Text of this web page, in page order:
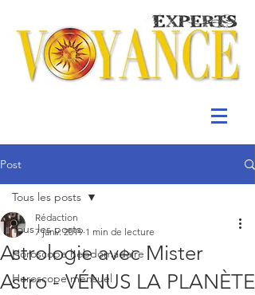
Post
Tous les posts
Horoscope hebdomadaire
Horoscope mensuel
Tous les posts
Astrologie avec Mister
Astro - VÉNUS LA PLANÈTE
Rédaction
7 janv. 2019 1 min de lecture